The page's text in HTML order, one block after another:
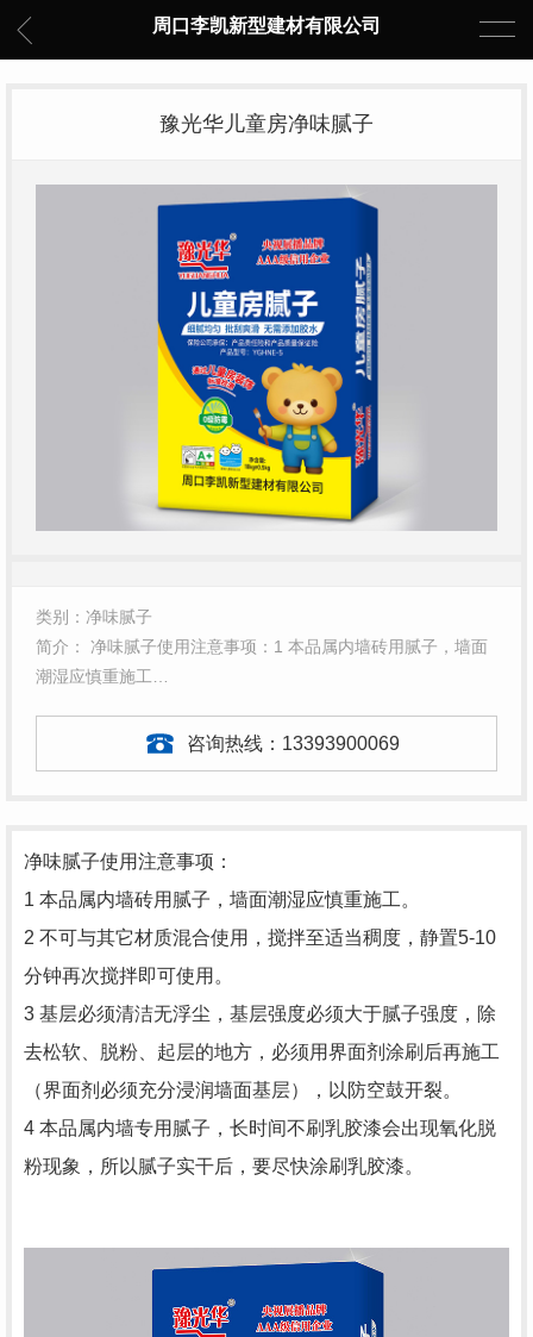
周口李凯新型建材有限公司
豫光华儿童房净味腻子
类别：净味腻子
简介： 净味腻子使用注意事项：1 本品属内墙砖用腻子，墙面
潮湿应慎重施工…
咨询热线： 13393900069
净味腻子使用注意事项：
1 本品属内墙砖用腻子，墙面潮湿应慎重施工。
2 不可与其它材质混合使用，搅拌至适当稠度，静置5-10
分钟再次搅拌即可使用。
3 基层必须清洁无浮尘，基层强度必须大于腻子强度，除
去松软、脱粉、起层的地方，必须用界面剂涂刷后再施工
（界面剂必须充分浸润墙面基层），以防空鼓开裂。
4 本品属内墙专用腻子，长时间不刷乳胶漆会出现氧化脱
粉现象，所以腻子实干后，要尽快涂刷乳胶漆。